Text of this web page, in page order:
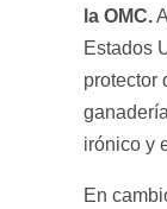
la OMC.
Estados
protector
irónico y
En